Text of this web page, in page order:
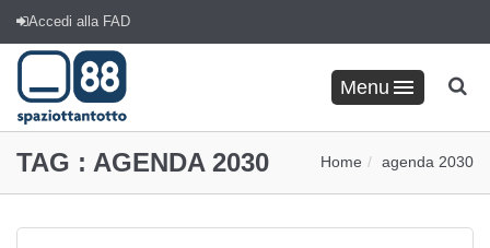
Accedi alla FAD
Menu
TAG : AGENDA 2030 Home agenda 2030